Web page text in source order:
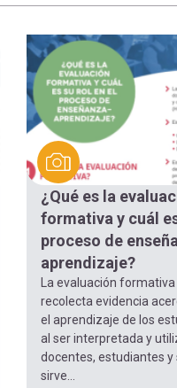
¿Qué es la
formativa y cuál
proceso de
aprendizaje?
La evaluación
recolecta evidencia
el aprendizaje de los
al ser interpretada y
docentes, estudiantes y
sirve...